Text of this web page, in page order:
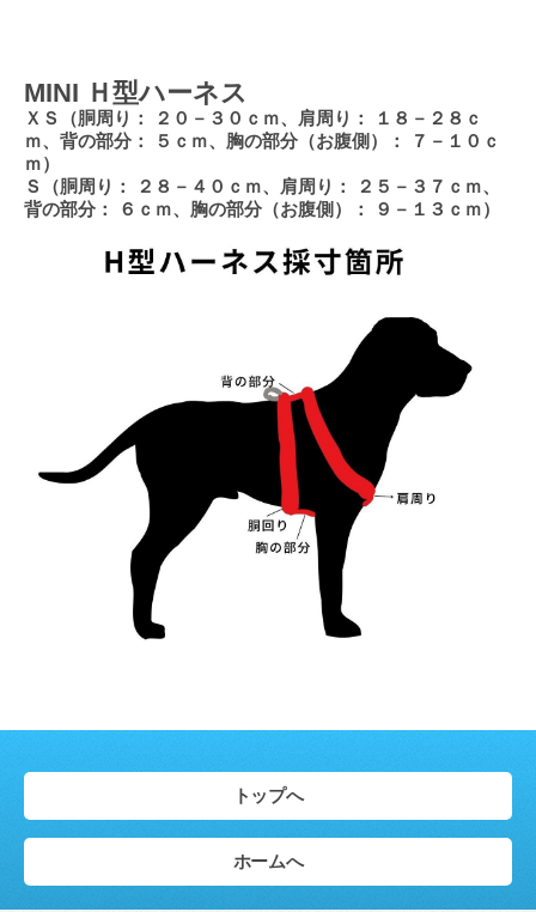
MINI Ｈ型ハーネス
ＸＳ（胴周り： ２０－３０ｃｍ、肩周り： １８－２８ｃ
ｍ、背の部分： ５ｃｍ、胸の部分（お腹側）： ７－１０ｃ
ｍ）
Ｓ（胴周り： ２８－４０ｃｍ、肩周り： ２５－３７ｃｍ、
背の部分： ６ｃｍ、胸の部分（お腹側）： ９－１３ｃｍ）
トップへ
ホームへ